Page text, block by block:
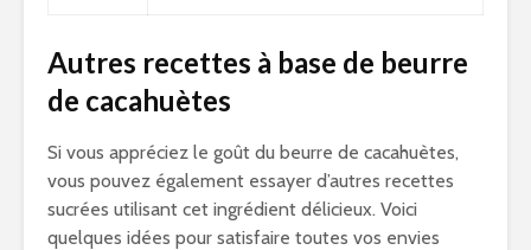
Autres recettes à base de beurre
de cacahuètes
Si vous appréciez le goût du beurre de cacahuètes,
vous pouvez également essayer d’autres recettes
sucrées utilisant cet ingrédient délicieux. Voici
quelques idées pour satisfaire toutes vos envies